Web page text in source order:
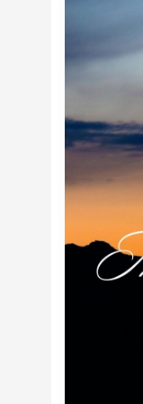
Ovnu